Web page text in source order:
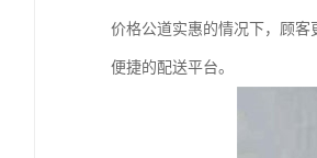
价格公道实惠的情况下，顾
便捷的配送平台。